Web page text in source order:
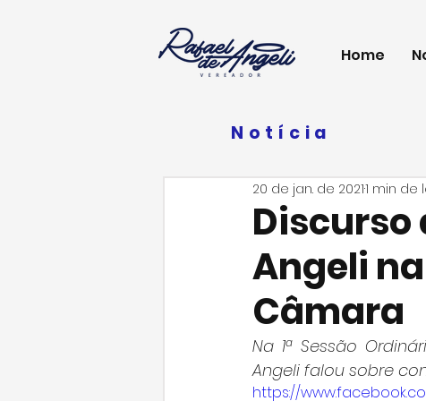
Home
Notícia
Discurso
Angeli
Câmara
20 de jan. de 20211 min de
Na 1ª Sessão
Angeli falou sobre
https://